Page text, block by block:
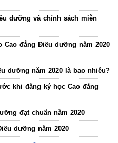
dưỡng và chính sách miễn
Cao đẳng Điều dưỡng năm 2020
dưỡng năm 2020 là bao nhiêu?
khi đăng ký học Cao đẳng
đạt chuẩn năm 2020
dưỡng năm 2020